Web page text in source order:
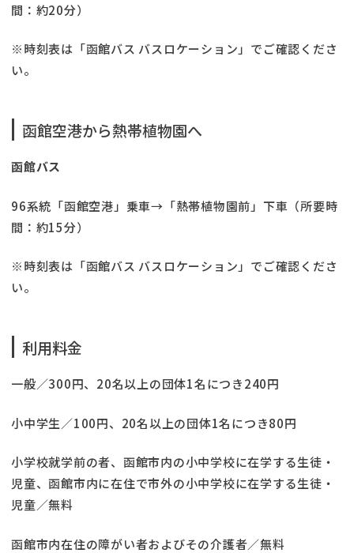
間：約20分）
※時刻表は「函館バス バスロケーション」でご確認くださ
い。
函館空港から熱帯植物園へ
函館バス
96系統「函館空港」乗車→「熱帯植物園前」下車（所要時
間：約15分）
※時刻表は「函館バス バスロケーション」でご確認くださ
い。
利用料金
一般／300円、20名以上の団体1名につき240円
小中学生／100円、20名以上の団体1名につき80円
小学校就学前の者、函館市内の小中学校に在学する生徒・
児童、函館市内に在住で市外の小中学校に在学する生徒・
児童／無料
函館市内在住の障がい者およびその介護者／無料